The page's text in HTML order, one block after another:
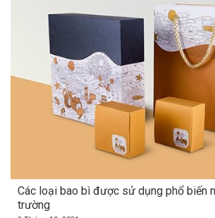
Các loại bao bì được sử dụng phổ biến
trường